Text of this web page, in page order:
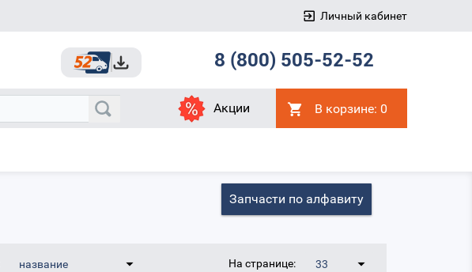
Личный кабинет
8 (800) 505-52-52
Акции В корзине: 0
Запчасти по алфавиту
название На странице: 33